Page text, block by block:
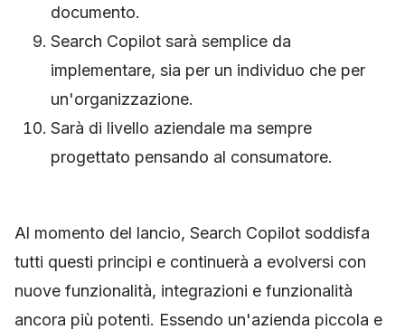
documento.
Search Copilot sarà semplice da
implementare, sia per un individuo che per
un'organizzazione.
Sarà di livello aziendale ma sempre
progettato pensando al consumatore.
Al momento del lancio, Search Copilot soddisfa
tutti questi principi e continuerà a evolversi con
nuove funzionalità, integrazioni e funzionalità
ancora più potenti. Essendo un'azienda piccola e